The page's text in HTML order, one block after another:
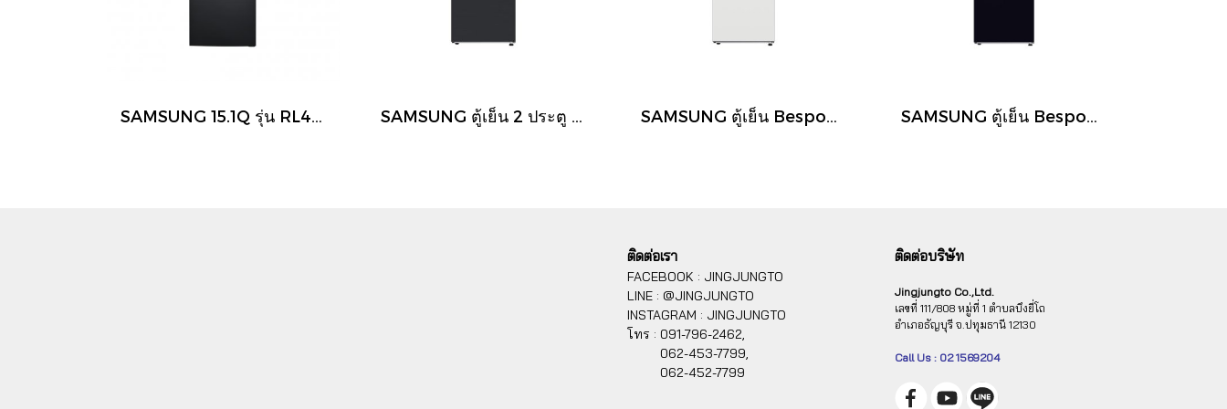
ติดต่อเรา
FACEBOOK : JINGJUNGTO
LINE : @JINGJUNGTO
INSTAGRAM : JINGJUNGTO
โทร : 091-796-2462,
062-453-7799,
062-452-7799
ติดต่อบริษัท
Jingjungto Co.,Ltd.
เลขที่ 111/808 หมู่ที่ 1 ตำบลบึงยี่โถ
อำเภอธัญบุรี จ.ปทุมธานี 12130
Call Us : 02 1569204